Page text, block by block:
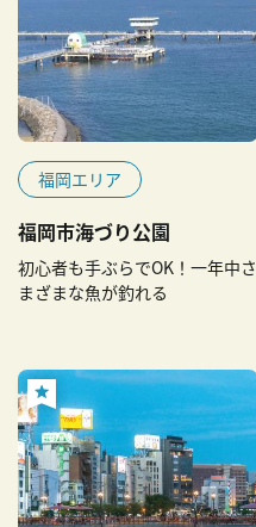
福岡エリア
福岡市海づり公園
初心者も手ぶらでOK！一年中さ
まざまな魚が釣れる